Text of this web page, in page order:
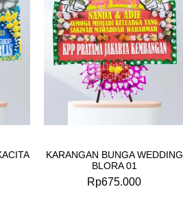
KARANGAN BUNGA WEDDING
BLORA 01
Rp675.000